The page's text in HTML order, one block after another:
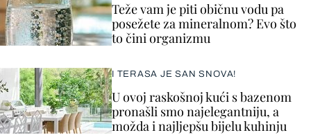
Teže vam je piti običnu vodu pa
posežete za mineralnom? Evo što
to čini organizmu
I TERASA JE SAN SNOVA!
U ovoj raskošnoj kući s bazenom
pronašli smo najelegantniju, a
možda i najljepšu bijelu kuhinju